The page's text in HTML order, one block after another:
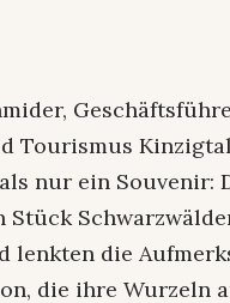
Tourismus
nur ein Souvenir:
Stück
lenkten die
die ihre Wurzeln